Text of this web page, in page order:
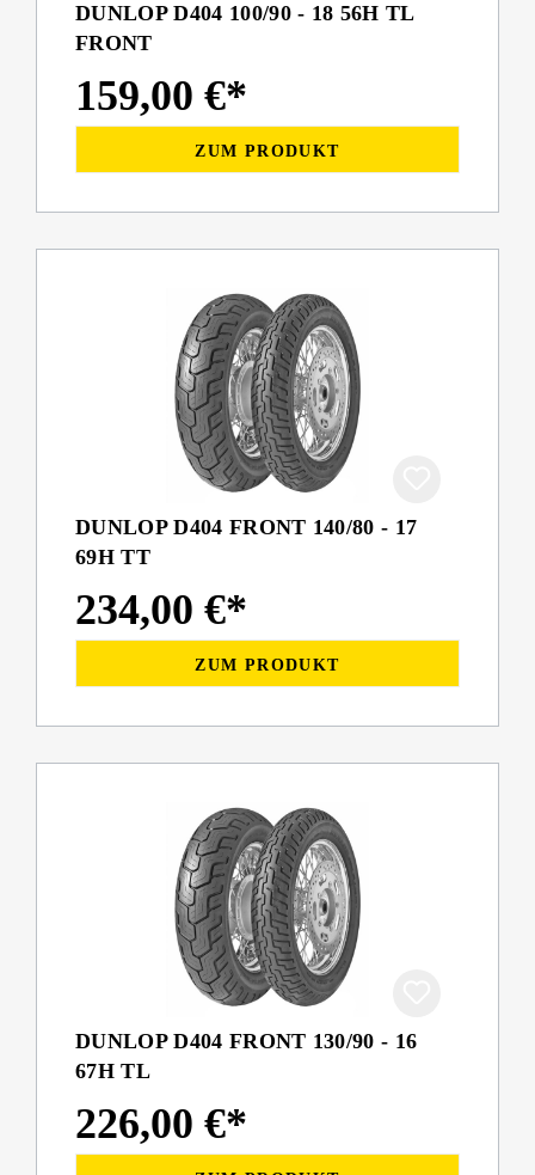
DUNLOP D404 100/90 - 18 56H TL
FRONT
159,00 €*
ZUM PRODUKT
DUNLOP D404 FRONT 140/80 - 17
69H TT
234,00 €*
ZUM PRODUKT
DUNLOP D404 FRONT 130/90 - 16
67H TL
226,00 €*